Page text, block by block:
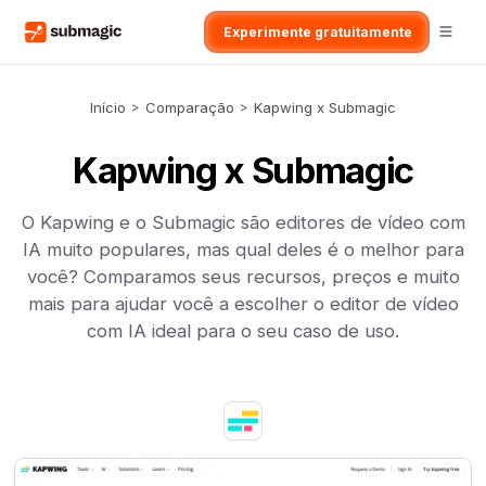
Experimente gratuitamente
Início > Comparação > Kapwing x Submagic
Kapwing x Submagic
O Kapwing e o Submagic são editores de vídeo com
IA muito populares, mas qual deles é o melhor para
você? Comparamos seus recursos, preços e muito
mais para ajudar você a escolher o editor de vídeo
com IA ideal para o seu caso de uso.